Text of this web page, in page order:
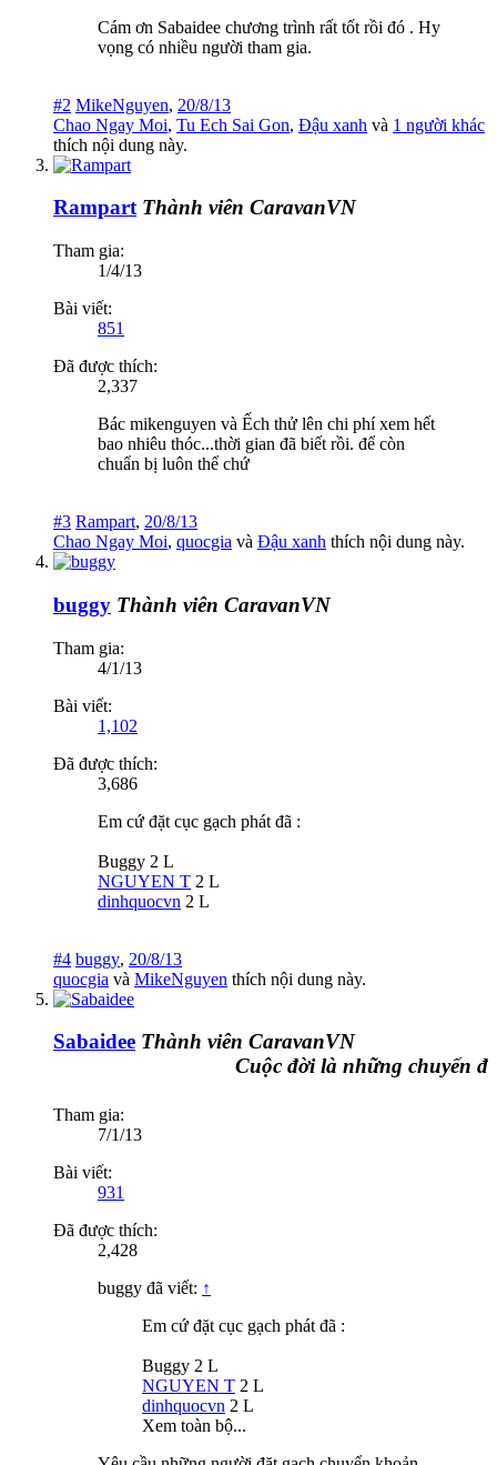
Cám ơn Sabaidee chương trình rất tốt rồi đó . Hy
vọng có nhiều người tham gia.
#2 MikeNguyen, 20/8/13
Chao Ngay Moi, Tu Ech Sai Gon, Đậu xanh và 1 người khác
thích nội dung này.
Rampart Thành viên CaravanVN
Tham gia:
1/4/13
Bài viết:
851
Đã được thích:
2,337
Bác mikenguyen và Ếch thử lên chi phí xem hết
bao nhiêu thóc...thời gian đã biết rồi. để còn
chuẩn bị luôn thể chứ
#3 Rampart, 20/8/13
Chao Ngay Moi, quocgia và Đậu xanh thích nội dung này.
buggy Thành viên CaravanVN
Tham gia:
4/1/13
Bài viết:
1,102
Đã được thích:
3,686
Em cứ đặt cục gạch phát đã :
Buggy 2 L
NGUYEN T 2 L
dinhquocvn 2 L
#4 buggy, 20/8/13
quocgia và MikeNguyen thích nội dung này.
Sabaidee Thành viên CaravanVN
Cuộc đời là những chuyến đi
Tham gia:
7/1/13
Bài viết:
931
Đã được thích:
2,428
buggy đã viết: ↑
Em cứ đặt cục gạch phát đã :
Buggy 2 L
NGUYEN T 2 L
dinhquocvn 2 L
Xem toàn bộ...